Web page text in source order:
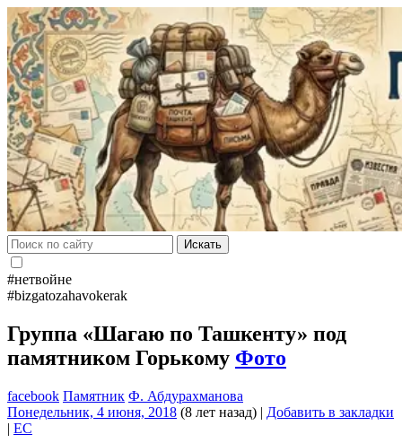
Искать
#нетвойне
#bizgatozahavokerak
Группа «Шагаю по Ташкенту» под
памятником Горькому Фото
facebook Памятник Ф. Абдурахманова
Понедельник, 4 июня, 2018 (8 лет назад) | Добавить в закладки
| EC